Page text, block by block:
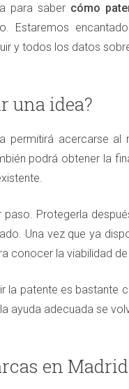
para saber cómo
Estaremos
y todos los datos
una idea?
permitirá acercarse
podrá obtener la
paso. Protegerla
Una vez que ya
conocer la viabilidad
la patente es bastante
ayuda adecuada se
en Madrid